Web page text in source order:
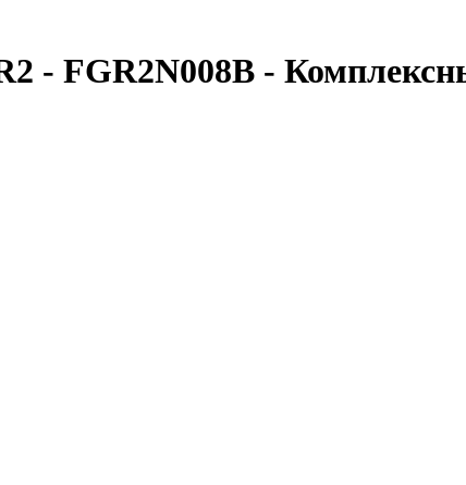
- FGR2N008B -